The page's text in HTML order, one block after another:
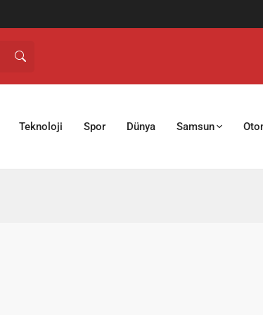
Teknoloji Spor Dünya Samsun